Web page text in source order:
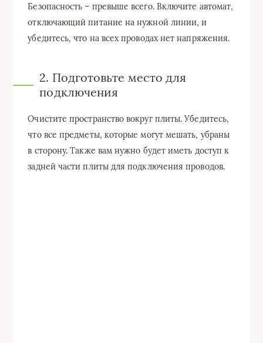
Безопасность – превыше всего. Включите автомат,
отключающий питание на нужной линии, и
убедитесь, что на всех проводах нет напряжения.
2. Подготовьте место для
подключения
Очистите пространство вокруг плиты. Убедитесь,
что все предметы, которые могут мешать, убраны
в сторону. Также вам нужно будет иметь доступ к
задней части плиты для подключения проводов.